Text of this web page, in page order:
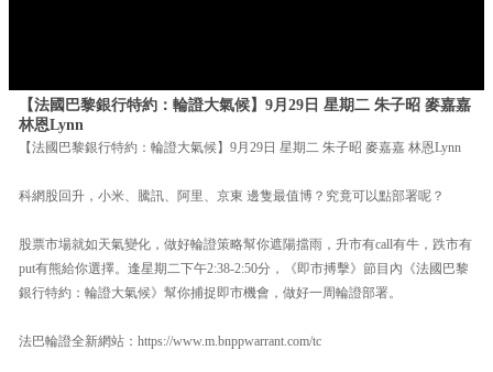
【法國巴黎銀行特約：輪證大氣候】9月29日 星期二 朱子昭 麥嘉嘉
林恩Lynn
【法國巴黎銀行特約：輪證大氣候】9月29日 星期二 朱子昭 麥嘉嘉 林恩Lynn
科網股回升，小米、騰訊、阿里、京東 邊隻最值博？究竟可以點部署呢？
股票市場就如天氣變化，做好輪證策略幫你遮陽擋雨，升市有call有牛，跌市有
put有熊給你選擇。逢星期二下午2:38-2:50分，《即市搏擊》節目內《法國巴黎
銀行特約：輪證大氣候》幫你捕捉即市機會，做好一周輪證部署。
法巴輪證全新網站：https://www.m.bnppwarrant.com/tc